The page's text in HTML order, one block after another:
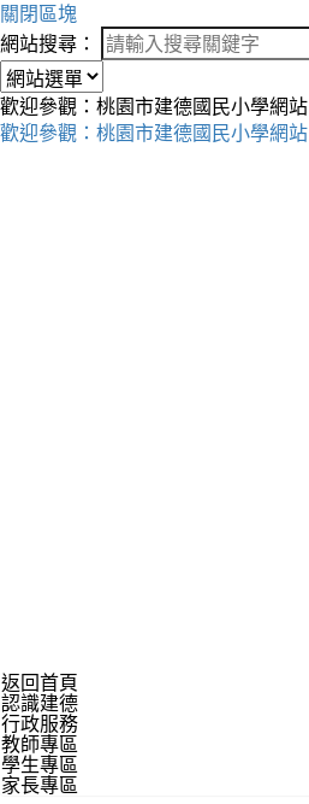
關閉區塊
網站搜尋：
歡迎參觀：桃園市建德國民小學網站
歡迎參觀：桃園市建德國民小學網站
返回首頁
認識建德
行政服務
教師專區
學生專區
家長專區